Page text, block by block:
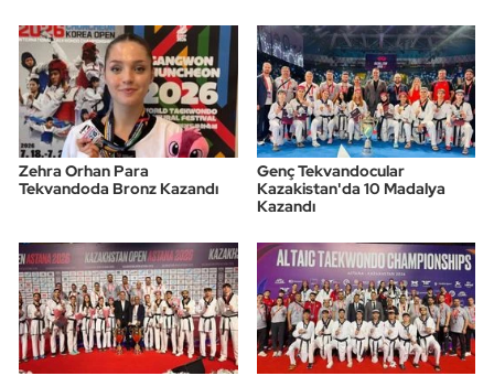
Zehra Orhan Para
Tekvandoda Bronz Kazandı
Genç Tekvandocular
Kazakistan'da 10 Madalya
Kazandı